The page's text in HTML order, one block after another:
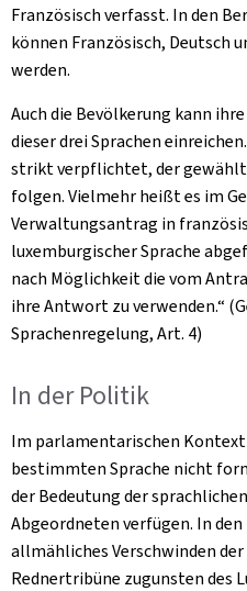
Französisch verfasst. In den
können Französisch, Deutsch
werden.
Auch die Bevölkerung kann
dieser drei Sprachen
strikt verpflichtet, der
folgen. Vielmehr heißt es im
Verwaltungsantrag in
luxemburgischer Sprache
nach Möglichkeit die vom
ihre Antwort zu verwenden.“
Sprachenregelung, Art. 4)
In der Politik
Im parlamentarischen
bestimmten Sprache nicht
der Bedeutung der
Abgeordneten verfügen. In
allmähliches Verschwinden
Rednertribüne zugunsten des